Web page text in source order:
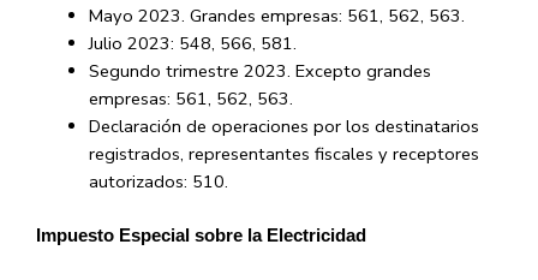
Mayo 2023. Grandes empresas: 561, 562, 563.
Julio 2023: 548, 566, 581.
Segundo trimestre 2023. Excepto grandes
empresas: 561, 562, 563.
Declaración de operaciones por los destinatarios
registrados, representantes fiscales y receptores
autorizados: 510.
Impuesto Especial sobre la Electricidad